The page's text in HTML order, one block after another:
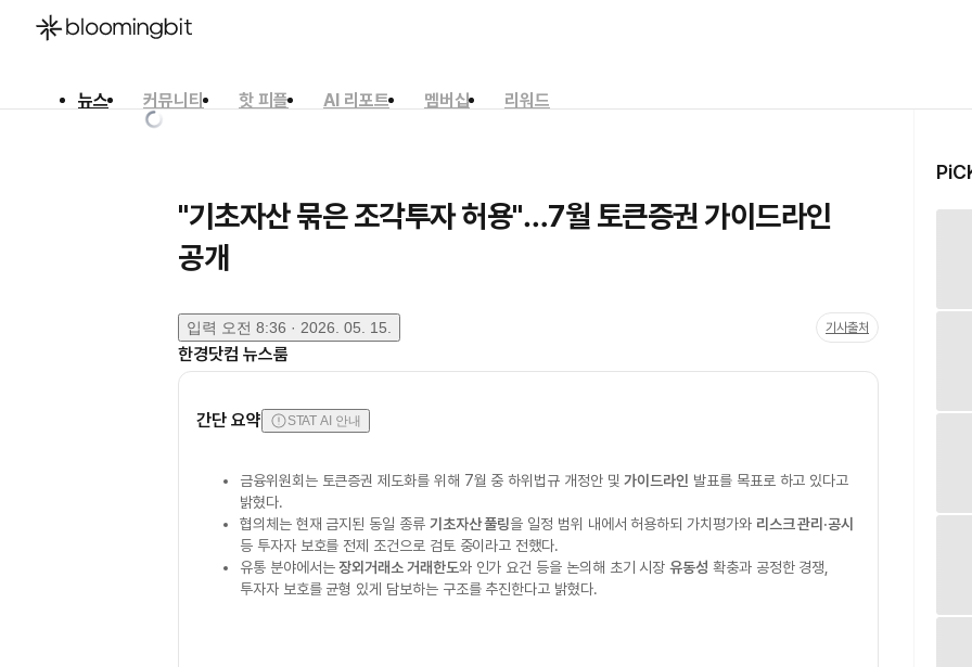
뉴스 커뮤니티 핫 피플 AI 리포트 멤버십
리워드
"기초자산 묶은 조각투자 허용"…7월 토큰증권 가이드라인
공개
입력 오전 8:36 · 2026. 05. 15. 기사출처
한경닷컴 뉴스룸
간단 요약 STAT AI 안내
금융위원회는 토큰증권 제도화를 위해 7월 중 하위법규 개정안 및가이드라인 발표를 목표로 하고 있다고
밝혔다.
협의체는 현재 금지된 동일 종류 기초자산 풀링을 일정 범위 내에서 허용하되 가치평가와 리스크 관리·공시
등 투자자 보호를 전제 조건으로 검토 중이라고 전했다.
유통 분야에서는장외거래소 거래한도와 인가 요건 등을 논의해 초기 시장유동성 확충과 공정한 경쟁,
투자자 보호를 균형 있게 담보하는 구조를 추진한다고 밝혔다.